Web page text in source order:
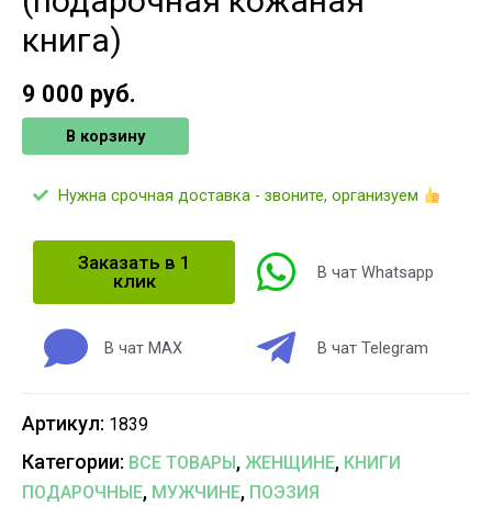
книга)
9 000 руб.
В корзину
Нужна срочная доставка - звоните, организуем
Заказать в 1
клик
В чат Whatsapp
В чат MAX В чат Telegram
Артикул: 1839
Категории: ВСЕ ТОВАРЫ , ЖЕНЩИНЕ, КНИГИ
ПОДАРОЧНЫЕ, МУЖЧИНЕ, ПОЭЗИЯ